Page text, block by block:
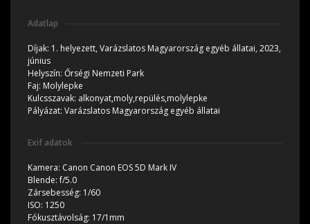
Adatlap
Díjak: 1. helyezett, Varázslatos Magyarország egyéb állatai, 2023,
június
Helyszín: Őrségi Nemzeti Park
Faj: Molylepke
Kulcsszavak: alkonyat,moly,repülés,molylepke
Pályázat: Varázslatos Magyarország egyéb állatai
Exif adatok
Kamera: Canon Canon EOS 5D Mark IV
Blende:f/5.0
Zársebesség: 1/60
ISO: 1250
Fókusztávolság: 17/1mm